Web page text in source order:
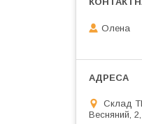
Олена
Склад
Весняний,